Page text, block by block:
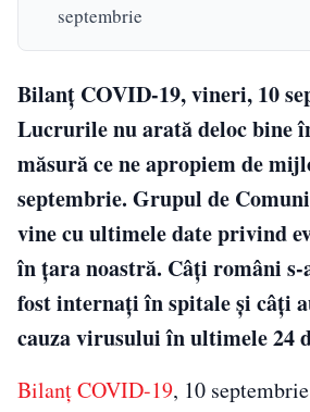
septembrie
Bilanţ COVID-19, vineri, 10
Lucrurile nu arată deloc bine
măsură ce ne apropiem de
septembrie. Grupul de
vine cu ultimele date privind
în ţara noastră. Câţi români s-
fost internaţi în spitale şi câţi
cauza virusului în ultimele 24
Bilanţ COVID-19, 10